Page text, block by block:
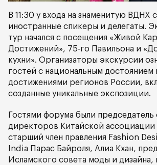
В 11:30 у входа на знаменитую ВДНХ
иностранные спикеры и делегаты.
тур начался с посещения «Живой
Достижений», 75-го Павильона и
кухни». Организаторы экскурсии
гостей с национальным достоянием
достижениями регионов России,
созданные уникальные экспозиции.
Гостями форума были председатель
директоров Китайской
старший член правления Fashion
India Парас Байроля, Алиа Кхан,
Исламского совета моды и дизайна,